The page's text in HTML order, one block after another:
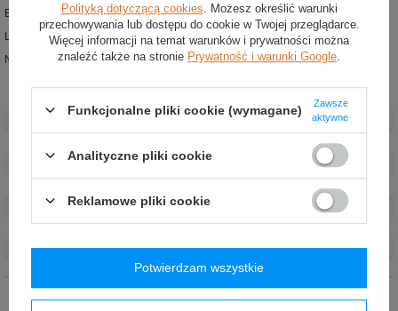
Elastyczne wstawki na bokach
Logo zespołu umieszczone na piersi
Na plecach nadruk z nazwiskiem kierowcy oraz numerem startowym
Płeć
Damskie
Kolor:
Granatowy
Kierowca:
Sergio Pérez
Materiał:
Inny
Marka: Red Bull Racing F1 Team
Polityką dotyczącą cookies . Możesz określić warunki
przechowywania lub dostępu do cookie w Twojej przeglądarce.
Więcej informacji na temat warunków i prywatności można
znaleźć także na stronie Prywatność i warunki Google
Funkcjonalne pliki cookie (wymagane)
Zawsze
aktywne
Analityczne pliki cookie
Reklamowe pliki cookie
Potwierdzam wszystkie